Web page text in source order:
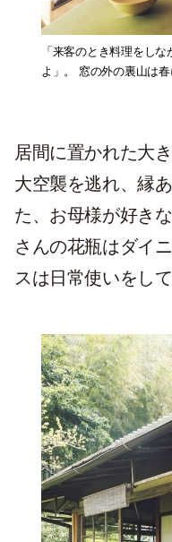
「来客のとき料理をし
よ」。 窓の外の裏山は
居間に置かれた大
大空襲を逃れ、縁
た、お母様が好き
さんの花瓶はダイ
スは日常使いをして